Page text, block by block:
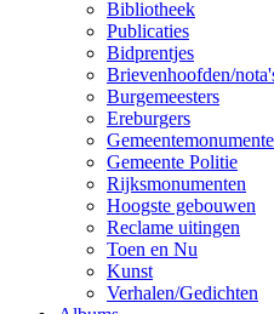
Bibliotheek
Publicaties
Bidprentjes
Brievenhoofden/
Burgemeesters
Ereburgers
Gemeente Politie
Rijksmonumenten
Hoogste gebouwen
Reclame uitingen
Toen en Nu
Kunst
Verhalen/Gedichten